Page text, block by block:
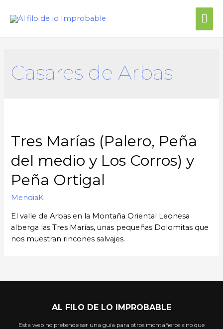
Casares de Arbas
Tres Marías (Palero, Peña
del medio y Los Corros) y
Peña Ortigal
MendiaK
El valle de Arbas en la Montaña Oriental Leonesa
alberga las Tres Marías, unas pequeñas Dolomitas que
nos muestran rincones salvajes.
AL FILO DE LO IMPROBABLE
Esta web no pretende ser una guía para otros montañeros sino que